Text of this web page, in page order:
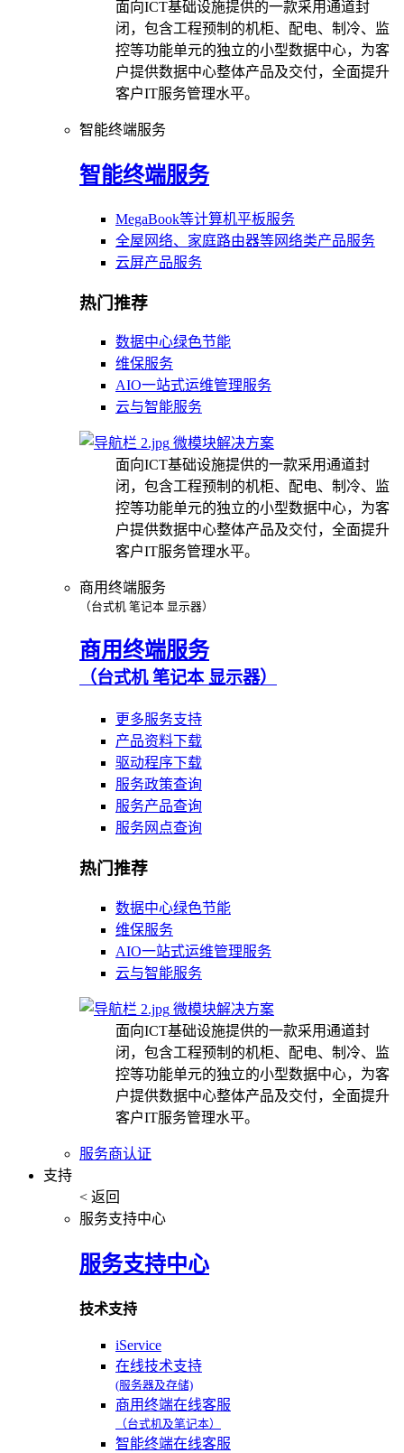
面向ICT基础设施提供的一款采用通道封
闭，包含工程预制的机柜、配电、制冷、监
控等功能单元的独立的小型数据中心，为客
户提供数据中心整体产品及交付，全面提升
客户IT服务管理水平。
智能终端服务
智能终端服务
MegaBook等计算机平板服务
全屋网络、家庭路由器等网络类产品服务
云屏产品服务
热门推荐
数据中心绿色节能
维保服务
AIO一站式运维管理服务
云与智能服务
微模块解决方案
面向ICT基础设施提供的一款采用通道封
闭，包含工程预制的机柜、配电、制冷、监
控等功能单元的独立的小型数据中心，为客
户提供数据中心整体产品及交付，全面提升
客户IT服务管理水平。
商用终端服务
（台式机 笔记本 显示器）
商用终端服务
（台式机 笔记本 显示器）
更多服务支持
产品资料下载
驱动程序下载
服务政策查询
服务产品查询
服务网点查询
热门推荐
数据中心绿色节能
维保服务
AIO一站式运维管理服务
云与智能服务
微模块解决方案
面向ICT基础设施提供的一款采用通道封
闭，包含工程预制的机柜、配电、制冷、监
控等功能单元的独立的小型数据中心，为客
户提供数据中心整体产品及交付，全面提升
客户IT服务管理水平。
服务商认证
支持
< 返回
服务支持中心
服务支持中心
技术支持
iService
在线技术支持
(服务器及存储)
商用终端在线客服
（台式机及笔记本）
智能终端在线客服